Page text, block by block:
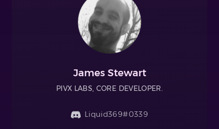
James Stewart
PIVX LABS, CORE DEVELOPER.
Liquid369#0339